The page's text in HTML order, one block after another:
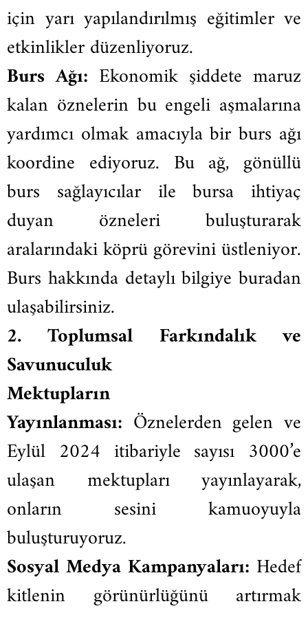
için yarı yapılandırılmış eğitimler ve
etkinlikler düzenliyoruz.
Burs Ağı: Ekonomik şiddete maruz
kalan öznelerin bu engeli aşmalarına
yardımcı olmak amacıyla bir burs ağı
koordine ediyoruz. Bu ağ, gönüllü
burs sağlayıcılar ile bursa ihtiyaç
duyan özneleri buluşturarak
aralarındaki köprü görevini üstleniyor.
Burs hakkında detaylı bilgiye buradan
ulaşabilirsiniz.
2.⁠ ⁠Toplumsal Farkındalık ve
Savunuculuk
Mektupların
Yayınlanması: Öznelerden gelen ve
Eylül 2024 itibariyle sayısı 3000’e
ulaşan mektupları yayınlayarak,
onların sesini kamuoyuyla
buluşturuyoruz.
Sosyal Medya Kampanyaları: Hedef
kitlenin görünürlüğünü artırmak